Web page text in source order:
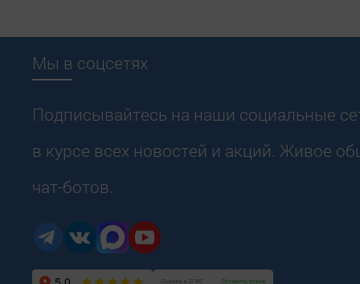
Мы в соцсетях
Подписывайтесь на наши социальные
в курсе всех новостей и акций. Живое
чат-ботов.